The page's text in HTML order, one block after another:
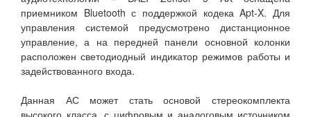
приемником Bluetooth с поддержкой кодека Apt-X. Для
управления системой предусмотрено дистанционное
управление, а на передней панели основной колонки
расположен светодиодный индикатор режимов работы и
задействованного входа.
Данная АС может стать основой стереокомплекта